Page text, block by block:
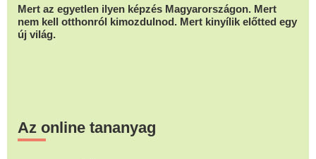
Mert az egyetlen ilyen képzés Magyarországon. Mert
nem kell otthonról kimozdulnod. Mert kinyílik előtted egy
új világ.
Az online tananyag